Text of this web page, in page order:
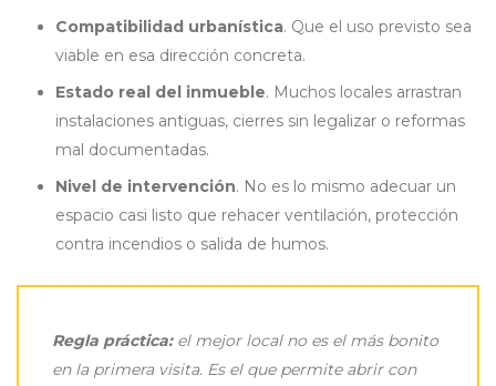
Compatibilidad urbanística. Que el uso previsto sea
viable en esa dirección concreta.
Estado real del inmueble. Muchos locales arrastran
instalaciones antiguas, cierres sin legalizar o reformas
mal documentadas.
Nivel de intervención. No es lo mismo adecuar un
espacio casi listo que rehacer ventilación, protección
contra incendios o salida de humos.
Regla práctica:el mejor local no es el más bonito
en la primera visita. Es el que permite abrir con